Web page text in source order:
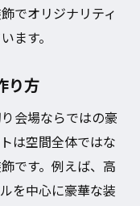
でオリジナリティ
ます。
り方
会場ならではの豪
は空間全体ではな
です。例えば、高
を中心に豪華な装